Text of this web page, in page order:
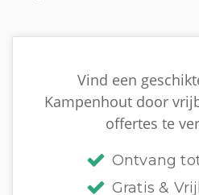
Vind een
Kampenhout door
offertes te
Ontvang
Gratis &